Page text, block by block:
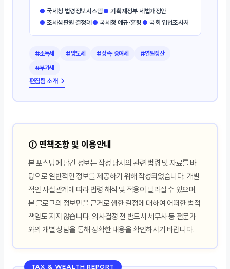
● 국세청 법령정보시스템● 기획재정부 세법개정안
● 조세심판원 결정례 ● 국세청 예규·훈령● 국회 입법조사처
#소득세 #양도세 #상속·증여세
#연말정산
#부가세
편집팀 소개 →
⚠️ 면책조항 및 이용안내
본 포스팅에 담긴 정보는 작성 당시의 관련 법령 및 자료를 바
탕으로 일반적인 정보를 제공하기 위해 작성되었습니다. 개별
적인 사실관계에 따라 법령 해석 및 적용이 달라질 수 있으며,
본 블로그의 정보만을 근거로 행한 결정에 대하여 어떠한 법적
책임도 지지 않습니다. 의사결정 전 반드시 세무사 등 전문가
와의 개별 상담을 통해 정확한 내용을 확인하시기 바랍니다.
TAX & WEALTH REPORT